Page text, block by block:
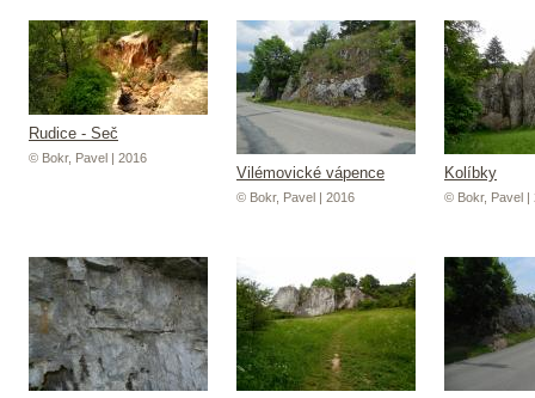
Rudice - Seč
© Bokr, Pavel | 2016
Vilémovické vápence
© Bokr, Pavel | 2016
Kolíbky
© Bokr, Pavel |